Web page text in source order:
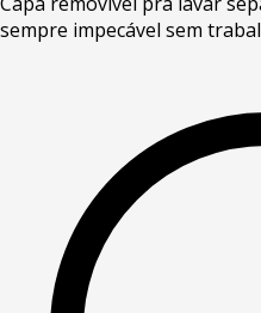
sempre impecável sem